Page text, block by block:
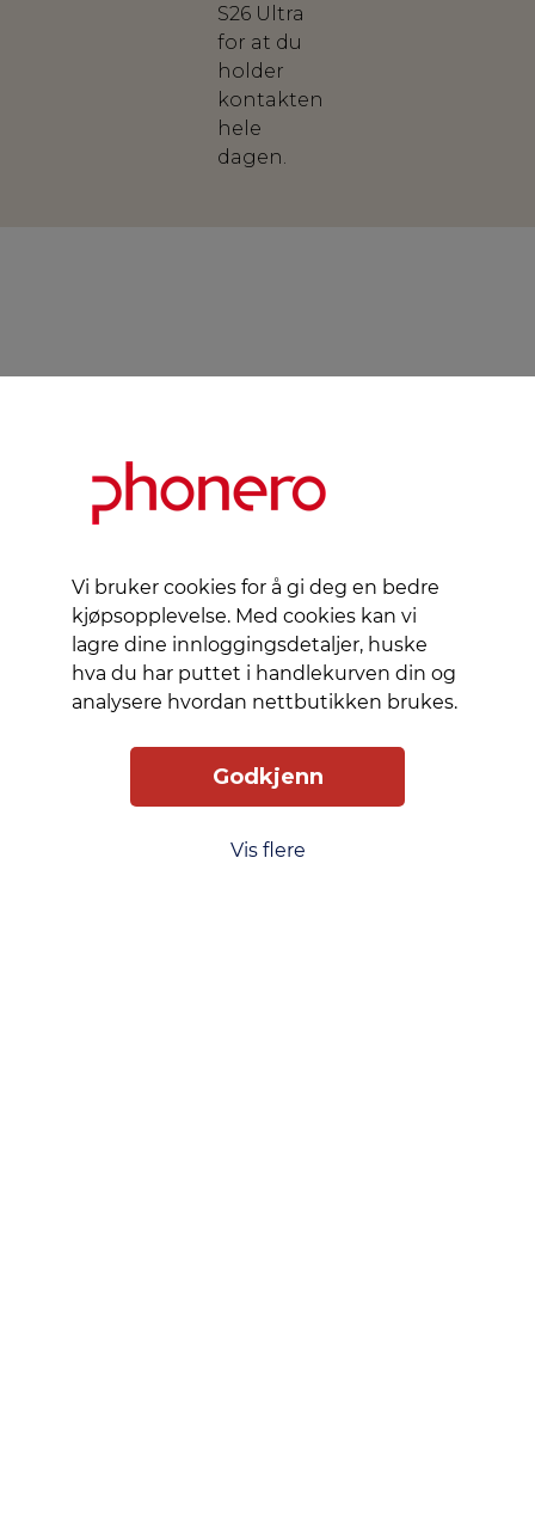
Vi bruker cookies for å gi deg en bedre
kjøpsopplevelse. Med cookies kan vi
lagre dine innloggingsdetaljer, huske
hva du har puttet i handlekurven din og
analysere hvordan nettbutikken brukes.
Godkjenn
Vis flere
S26 Ultra
for at du
holder
kontakten
hele
dagen.